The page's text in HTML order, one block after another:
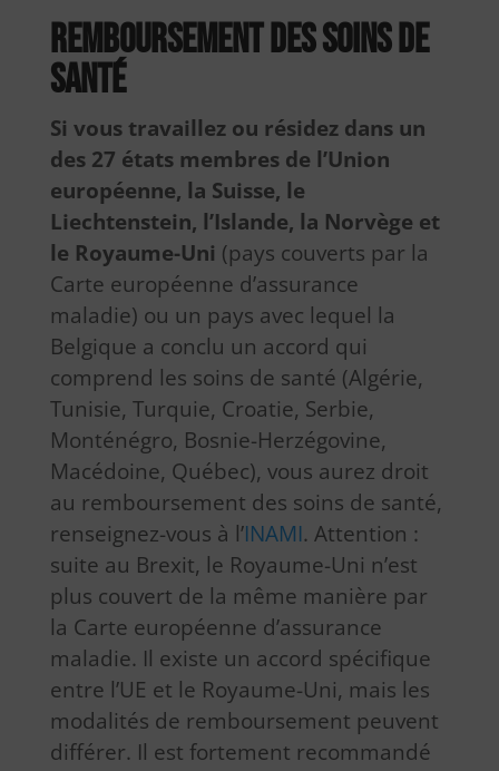
Remboursement des soins de
santé
Si vous travaillez ou résidez dans un
des 27 états membres de l’Union
européenne, la Suisse, le
Liechtenstein, l’Islande, la Norvège et
le Royaume-Uni (pays couverts par la
Carte européenne d’assurance
maladie) ou un pays avec lequel la
Belgique a conclu un accord qui
comprend les soins de santé (Algérie,
Tunisie, Turquie, Croatie, Serbie,
Monténégro, Bosnie-Herzégovine,
Macédoine, Québec), vous aurez droit
au remboursement des soins de santé,
renseignez-vous à l’INAMI. Attention :
suite au Brexit, le Royaume-Uni n’est
plus couvert de la même manière par
la Carte européenne d’assurance
maladie. Il existe un accord spécifique
entre l’UE et le Royaume-Uni, mais les
modalités de remboursement peuvent
différer. Il est fortement recommandé